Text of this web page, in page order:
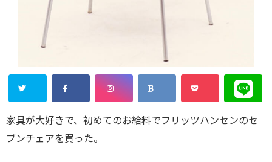
家具が大好きで、初めてのお給料でフリッツハンセンのセ
ブンチェアを買った。